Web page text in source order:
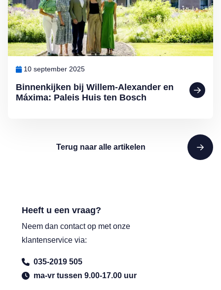
Binnenkijken bij Willem-Alexander en
Máxima: Paleis Huis ten Bosch
10 september 2025
Terug naar alle artikelen
Heeft u een vraag?
Neem dan contact op met onze
klantenservice via:
035-2019 505
ma-vr tussen 9.00-17.00 uur